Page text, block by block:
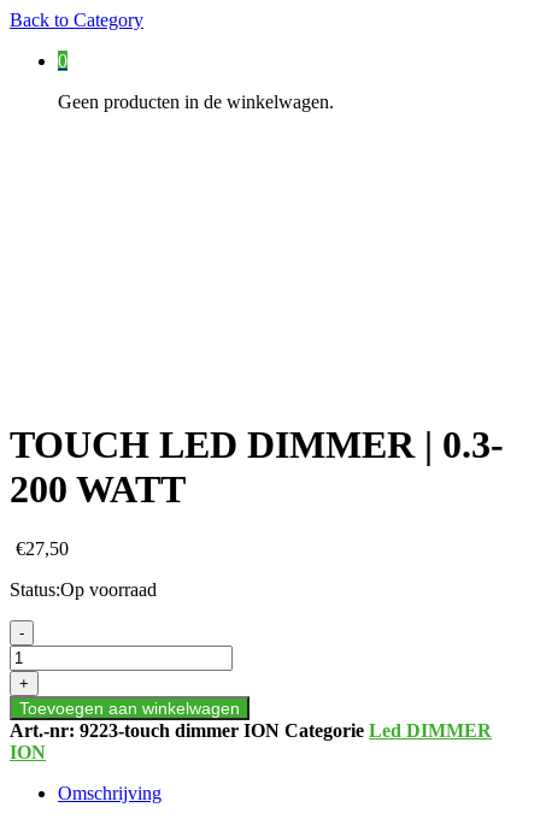
Back to Category
0
Geen producten in de winkelwagen.
TOUCH LED DIMMER | 0.3-
200 WATT
€27,50
Status:Op voorraad
TOUCH
LED
DIMMER
|
0.3-
200
WATT
-
+
Toevoegen aan winkelwagen
Art.-nr: 9223-touch dimmer ION Categorie Led DIMMER
ION
Omschrijving